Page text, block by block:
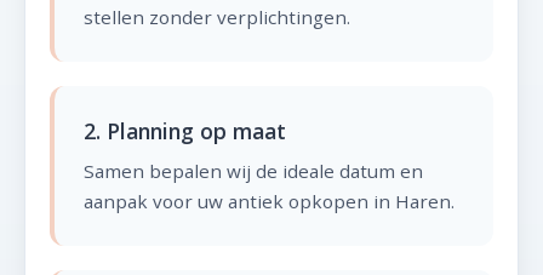
stellen zonder verplichtingen.
2. Planning op maat
Samen bepalen wij de ideale datum en
aanpak voor uw antiek opkopen in Haren.